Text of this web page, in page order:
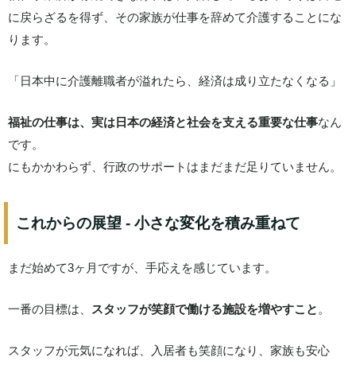
に戻らざるを得ず、その家族が仕事を辞めて介護することにな
ります。
「日本中に介護離職者が溢れたら、経済は成り立たなくなる」
福祉の仕事は、実は日本の経済と社会を支える重要な仕事なん
です。
にもかかわらず、行政のサポートはまだまだ足りていません。
これからの展望 - 小さな変化を積み重ねて
まだ始めて3ヶ月ですが、手応えを感じています。
一番の目標は、 スタッフが笑顔で働ける施設を増やすこと 。
スタッフが元気になれば、入居者も笑顔になり、家族も安心